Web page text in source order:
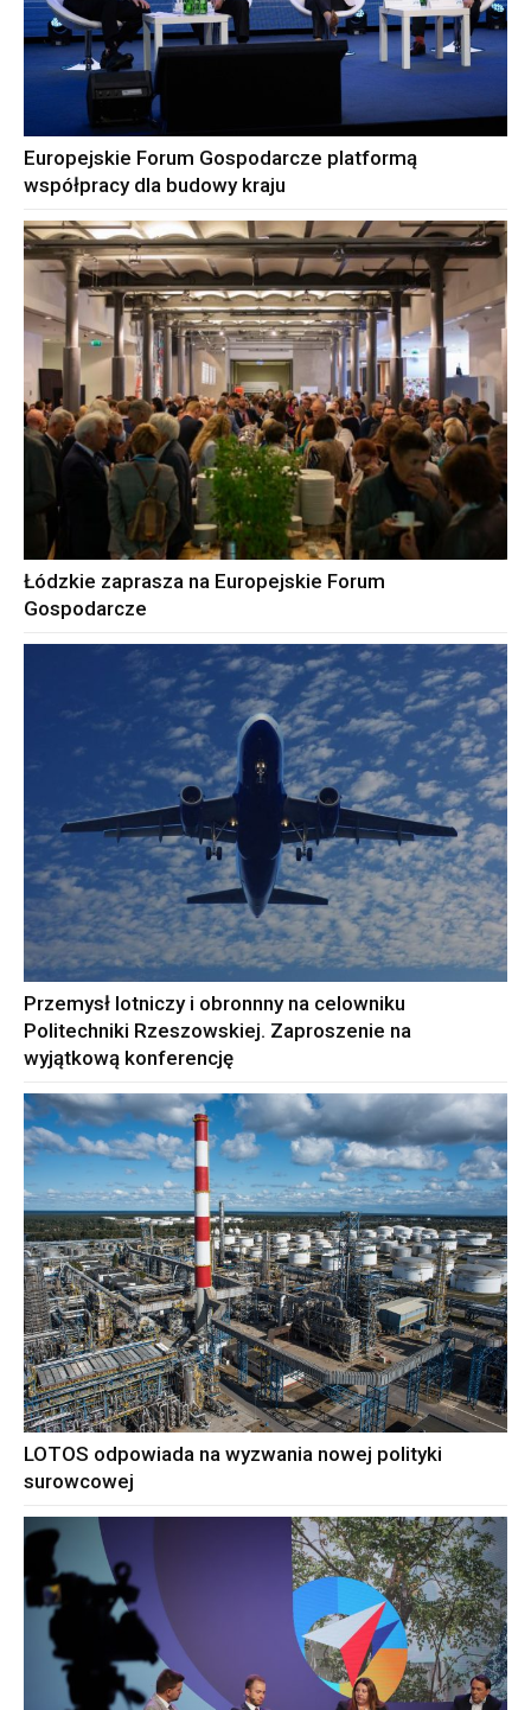
Europejskie Forum Gospodarcze platformą
współpracy dla budowy kraju
Łódzkie zaprasza na Europejskie Forum
Gospodarcze
Przemysł lotniczy i obronnny na celowniku
Politechniki Rzeszowskiej. Zaproszenie na
wyjątkową konferencję
LOTOS odpowiada na wyzwania nowej polityki
surowcowej